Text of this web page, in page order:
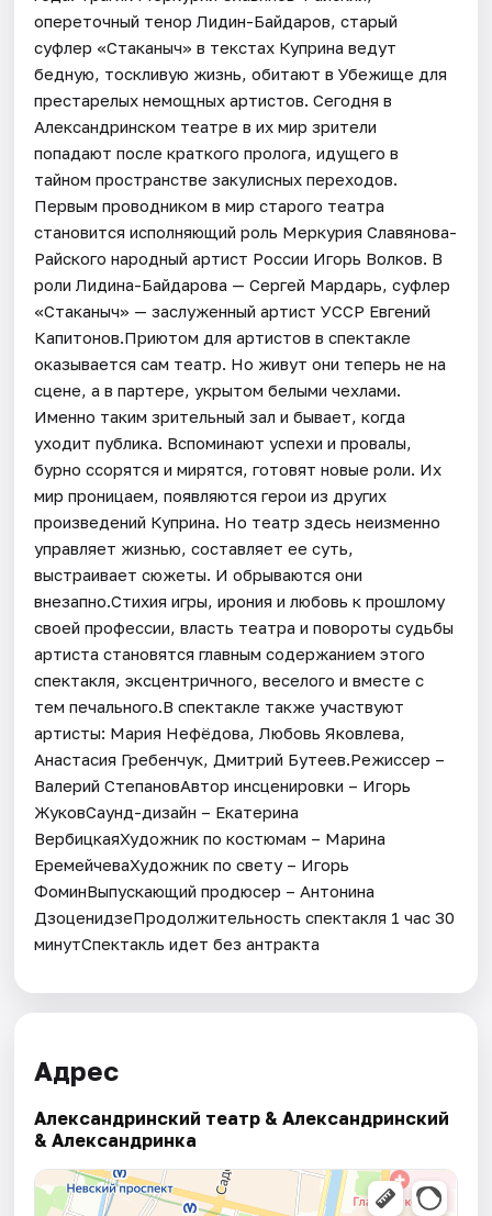
опереточный тенор Лидин-Байдаров, старый
суфлер «Стаканыч» в текстах Куприна ведут
бедную, тоскливую жизнь, обитают в Убежище для
престарелых немощных артистов. Сегодня в
Александринском театре в их мир зрители
попадают после краткого пролога, идущего в
тайном пространстве закулисных переходов.
Первым проводником в мир старого театра
становится исполняющий роль Меркурия Славянова-
Райского народный артист России Игорь Волков. В
роли Лидина-Байдарова — Сергей Мардарь, суфлер
«Стаканыч» — заслуженный артист УССР Евгений
Капитонов.Приютом для артистов в спектакле
оказывается сам театр. Но живут они теперь не на
сцене, а в партере, укрытом белыми чехлами.
Именно таким зрительный зал и бывает, когда
уходит публика. Вспоминают успехи и провалы,
бурно ссорятся и мирятся, готовят новые роли. Их
мир проницаем, появляются герои из других
произведений Куприна. Но театр здесь неизменно
управляет жизнью, составляет ее суть,
выстраивает сюжеты. И обрываются они
внезапно.Стихия игры, ирония и любовь к прошлому
своей профессии, власть театра и повороты судьбы
артиста становятся главным содержанием этого
спектакля, эксцентричного, веселого и вместе с
тем печального.В спектакле также участвуют
артисты: Мария Нефёдова, Любовь Яковлева,
Анастасия Гребенчук, Дмитрий Бутеев.Режиссер –
Валерий СтепановАвтор инсценировки – Игорь
ЖуковСаунд-дизайн – Екатерина
ВербицкаяХудожник по костюмам – Марина
ЕремейчеваХудожник по свету – Игорь
ФоминВыпускающий продюсер – Антонина
ДзоценидзеПродолжительность спектакля 1 час 30
минутСпектакль идет без антракта
Адрес
Александринский театр & Александринский
& Александринка